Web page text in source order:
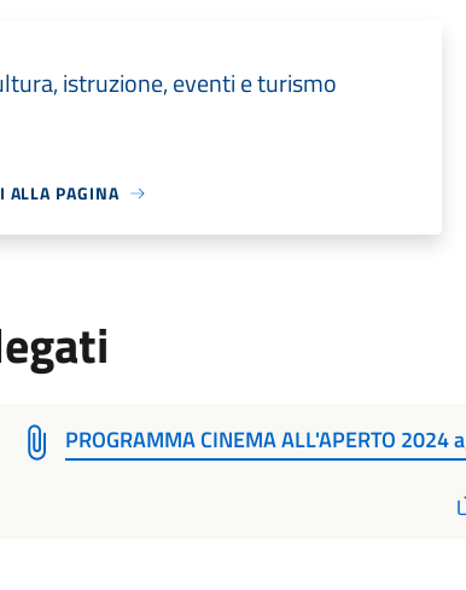
istruzione, eventi e turismo
ALLA PAGINA
PROGRAMMA CINEMA ALL'APERTO 2024